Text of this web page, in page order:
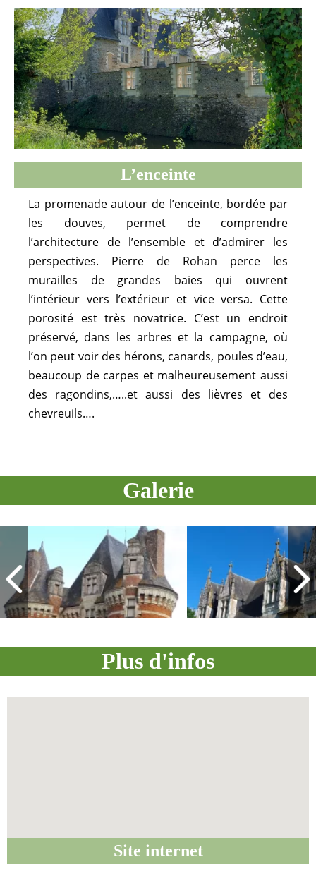
L’enceinte
La promenade autour de l’enceinte, bordée par
les douves, permet de comprendre
l’architecture de l’ensemble et d’admirer les
perspectives. Pierre de Rohan perce les
murailles de grandes baies qui ouvrent
l’intérieur vers l’extérieur et vice versa. Cette
porosité est très novatrice. C’est un endroit
préservé, dans les arbres et la campagne, où
l’on peut voir des hérons, canards, poules d’eau,
beaucoup de carpes et malheureusement aussi
des ragondins,…..et aussi des lièvres et des
chevreuils….
Galerie
Plus d'infos
Site internet